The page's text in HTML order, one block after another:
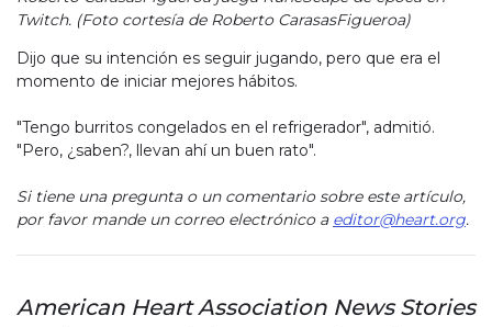
Twitch. (Foto cortesía de Roberto CarasasFigueroa)
Dijo que su intención es seguir jugando, pero que era el
momento de iniciar mejores hábitos.
"Tengo burritos congelados en el refrigerador", admitió.
"Pero, ¿saben?, llevan ahí un buen rato".
Si tiene una pregunta o un comentario sobre este artículo,
por favor mande un correo electrónico a editor@heart.org.
American Heart Association News Stories